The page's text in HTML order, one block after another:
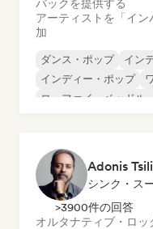
バックを提供する
アーティストを「イ
加
ダンス・ポップ
イン
インディー・ポップ
ローファイ・ベッドル
Adonis
シンク・ス
>3900件の回答
オルタナティブ・ロッ